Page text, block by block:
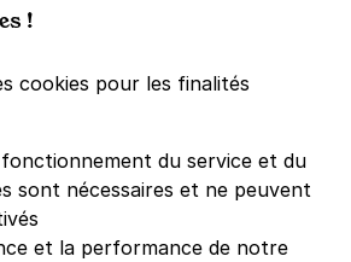
Mauroy
!
cookies pour les finalités
du service et du
sont nécessaires et ne peuvent
et la performance de notre